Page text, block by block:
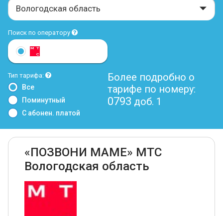
Вологодская область
Поиск по оператору
Тип тарифа:
Все
Поминутный
С абонен. платой
Более подробно о
тарифе по номеру:
0793 доб. 1
«ПОЗВОНИ МАМЕ» МТС
Вологодская область